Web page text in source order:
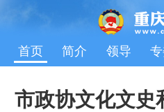
首页 简介 领导
市政协文化文史